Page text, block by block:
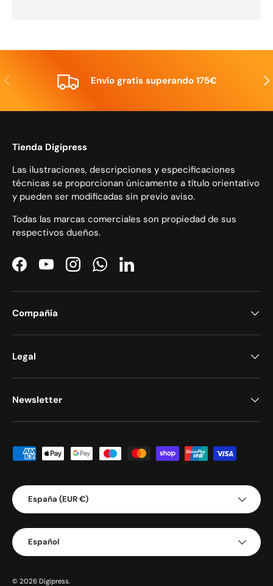
Anterior Envío gratis superando 175€
Tienda Digipress
Las ilustraciones, descripciones y especificaciones
técnicas se proporcionan únicamente a título orientativo
y pueden ser modificadas sin previo aviso.
Todas las marcas comerciales son propiedad de sus
respectivos dueños.
FacebookYouTubeInstagramWhatsAppLinkedIn
Compañía
Legal
Newsletter
Formas de pago aceptadas
País/Región
España (EUR €)
Idioma
Español
© 2026 Digipress.